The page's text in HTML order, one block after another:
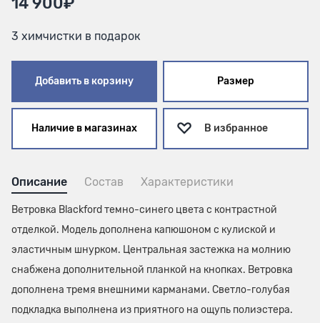
3 химчистки в подарок
Добавить в корзину Размер
Наличие в магазинах В избранное
Описание Состав Характеристики
Ветровка Blackford темно-синего цвета с контрастной
отделкой. Модель дополнена капюшоном с кулиской и
эластичным шнурком. Центральная застежка на молнию
снабжена дополнительной планкой на кнопках. Ветровка
дополнена тремя внешними карманами. Светло-голубая
подкладка выполнена из приятного на ощупь полиэстера.